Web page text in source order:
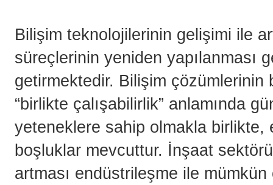
Bilişim teknolojilerinin gelişimi ile
süreçlerinin yeniden yapılanması
getirmektedir. Bilişim çözümlerinin
“birlikte çalışabilirlik” anlamında
yeteneklere sahip olmakla
boşluklar mevcuttur. İnşaat
artması endüstrileşme ile